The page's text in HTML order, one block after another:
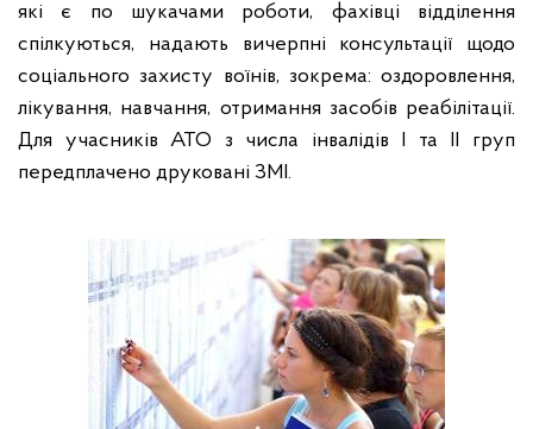
які є по шукачами роботи, фахівці відділення
спілкуються, надають вичерпні консультації щодо
соціального захисту воїнів, зокрема: оздоровлення,
лікування, навчання, отримання засобів реабілітації.
Для учасників АТО з числа інвалідів I та II груп
передплачено друковані ЗМІ.